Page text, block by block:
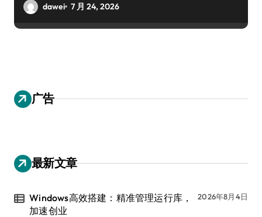
dawei 7 月 24, 2026
广告
最新文章
Windows高效搭建：精准管理运行库，
加速创业
2026年8月4日